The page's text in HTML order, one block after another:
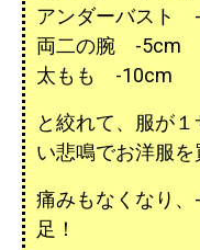
アンダーバスト
両二の腕 -5cm
太もも -10cm
と絞れて、服が
い悲鳴でお洋服
痛みもなくなり
足！